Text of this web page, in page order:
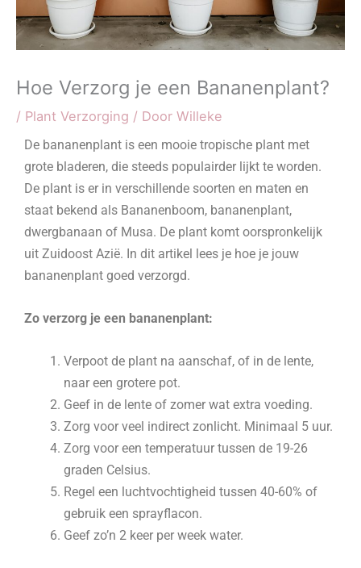
Hoe Verzorg je een Bananenplant?
/ Plant Verzorging / Door Willeke
De bananenplant is een mooie tropische plant met
grote bladeren, die steeds populairder lijkt te worden.
De plant is er in verschillende soorten en maten en
staat bekend als Bananenboom, bananenplant,
dwergbanaan of Musa. De plant komt oorspronkelijk
uit Zuidoost Azië. In dit artikel lees je hoe je jouw
bananenplant goed verzorgd.
Zo verzorg je een bananenplant:
Verpoot de plant na aanschaf, of in de lente,
naar een grotere pot.
Geef in de lente of zomer wat extra voeding.
Zorg voor veel indirect zonlicht. Minimaal 5 uur.
Zorg voor een temperatuur tussen de 19-26
graden Celsius.
Regel een luchtvochtigheid tussen 40-60% of
gebruik een sprayflacon.
Geef zo’n 2 keer per week water.